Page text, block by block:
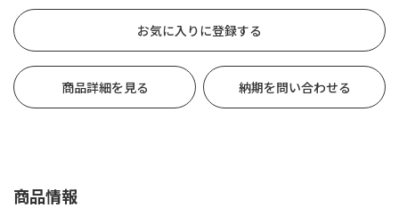
お気に入りに登録する
商品詳細を見る 納期を問い合わせる
商品情報